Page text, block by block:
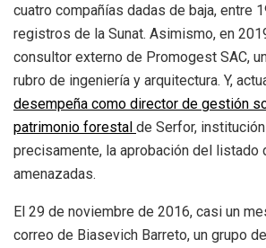
cuatro compañías dadas de baja, entre
registros de la Sunat. Asimismo, en
consultor externo de Promogest SAC,
rubro de ingeniería y arquitectura. Y,
desempeña como director de gestión
patrimonio forestal de Serfor,
precisamente, la aprobación del listado
amenazadas.
El 29 de noviembre de 2016, casi un
correo de Biasevich Barreto, un grupo